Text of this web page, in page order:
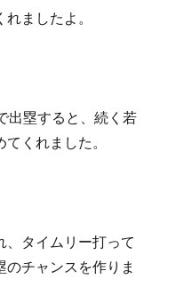
ましたよ。
出塁すると、続く若
くれました。
、タイムリー打って
チャンスを作りま